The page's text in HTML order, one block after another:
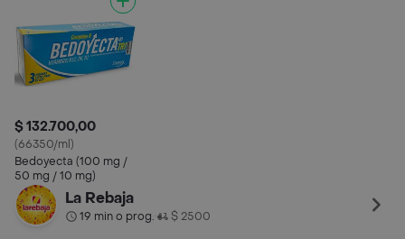
$ 132.700,00
(66350/ml)
Bedoyecta (100 mg /
50 mg / 10 mg)
La Rebaja
19 min o prog.• $ 2500